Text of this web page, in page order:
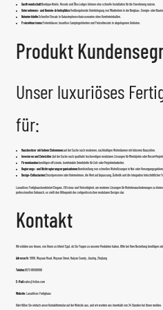
Gastfreundschaft:Boutique-Hotels, Resorts und Öko-Lodges können eine schnelle Installation für die Erweiterung nutzen.
Unternehmens- und Remote-Arbeitsplätze:Vorübergehende Unterbringung von Mitarbeitern in der Bergbau-, Energie- oder
Notunterkünfte:Schneller Einsatz in Katastrophenschutzszenarien ohne Komforteinbußen.
Freizeittourismus:Ferienhäuser, luxuriöse Campingeinheiten und Freizeitresorts in abgelegenen Gebieten.
Produkt
Unser luxuriöses
für:
Hausbesitzer mit hohem Einkommen:auf der Suche nach modernen, nachhaltigen Wohnräumen mit kürzeren Bauzyklen.
Investoren und Entwickler:Auf der Suche nach qualitativ hochwertigen modularen Lösungen für Mietobjekte oder Resort-
Firmenkunden:benötigen effiziente, komfortable Unterkünfte für Zeit- oder Projektmitarbeiter.
Regierungs- und Nichtregierungsorganisationen:Bereitstellung von schnellen Wohnlösungen in Not- oder
Design-Enthusiasten:Einzelpersonen oder Unternehmen, die Wert auf Anpassung, Ästhetik und die Integration fortschrittlicher
Luxuriöses Fertighauskombiniert Eleganz, Effizienz und Vielseitigkeit, um moderne Lösungen für Wohnherausforderungen zu
professionellen Gebrauch, es stellt den Höhepunkt des zeitgenössischen modularen Designs dar.
Kontakt
Wir würden uns freuen, von Ihnen zu hören! Egal, ob Sie Fragen zu unseren Produkten haben, Hilfe bei Ihrer Bestellung benötigen
Adresse:Nr. 5888, Wuyuan Road, Wuyuan Street, Haiyan County, Jiaxing, Zhejiang
Telefon:0573-86598806
E-Mail:sales@fsilon.com
Website: Luxuriöses Fertighaus
Oder füllen Sie einfach unser Kontaktformular auf der Website aus, und wir werden uns innerhalb von 24 Stunden bei Ihnen melden.